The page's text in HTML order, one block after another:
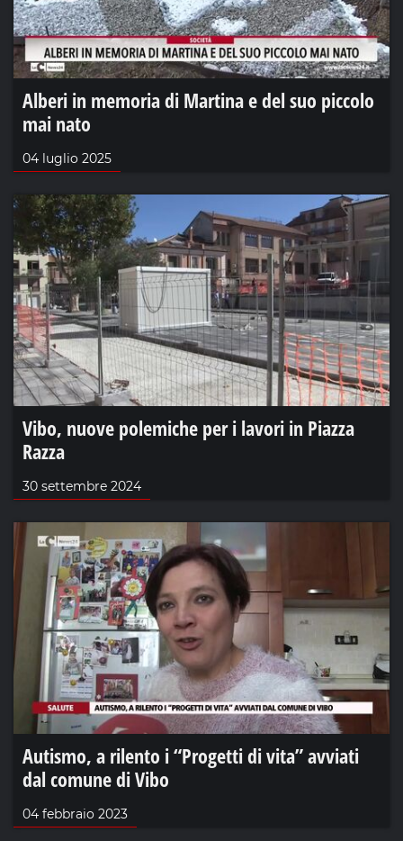
Alberi in memoria di Martina e del suo piccolo
mai nato
04 luglio 2025
Vibo, nuove polemiche per i lavori in Piazza
Razza
30 settembre 2024
Autismo, a rilento i “Progetti di vita” avviati
dal comune di Vibo
04 febbraio 2023